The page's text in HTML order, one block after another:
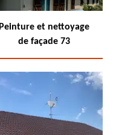
Peinture et nettoyage
de façade 73